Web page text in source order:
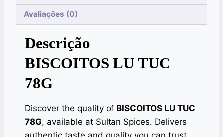
Avaliações (0)
Descrição
BISCOITOS LU TUC
78G
Discover the quality of BISCOITOS LU TUC
78G, available at Sultan Spices. Delivers
authentic taste and quality you can trust.